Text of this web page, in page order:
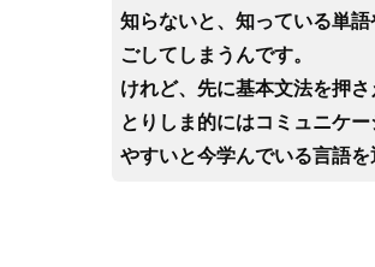
知らないと、知っている単
ごしてしまうんです。
けれど、先に基本文法を押
とりしま的にはコミュニケー
やすいと今学んでいる言語